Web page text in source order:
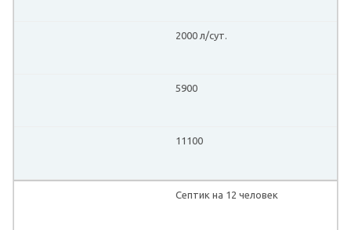
2000 л/сут.
5900
11100
Септик на 12 человек